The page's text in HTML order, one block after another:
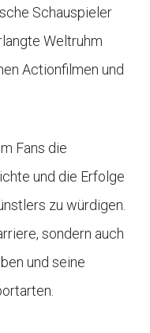
Schauspieler
Weltruhm
Actionfilmen und
Fans die
und die Erfolge
zu würdigen.
sondern auch
und seine